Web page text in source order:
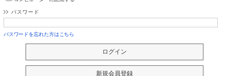
パスワード
パスワードを忘れた方はこちら